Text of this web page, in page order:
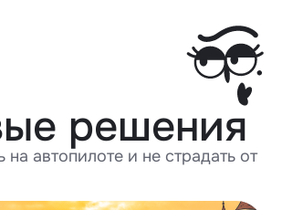
решения
на автопилоте и не страдать от